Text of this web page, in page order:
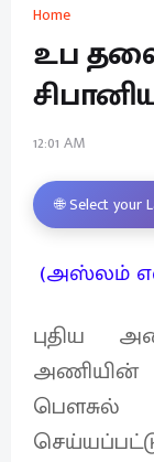
Home
உப
12:01 AM
🌐 Select your
(அஸ்லம்
புதிய